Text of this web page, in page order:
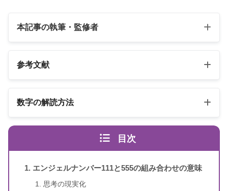
本記事の執筆・監修者
スピリカ（自己紹介はこちら）
参考文献
エンジェル・ナンバー 数字は天使
著者
ドリーン・バーチュー、リネッ
数字の解読方法
エンジェルナンバーの解読方法は桁ごとに異なります
目次
エンジェルナンバー111と555の組み合わせの意味
思考の現実化